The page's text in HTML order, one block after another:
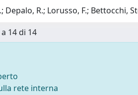
Depalo, R.; Lorusso, F.; Bettocchi,
14 di 14
rete interna